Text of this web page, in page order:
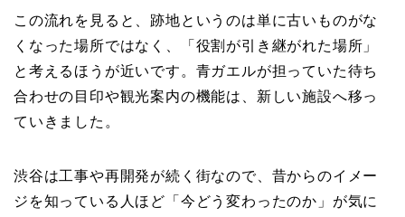
この流れを見ると、跡地というのは単に古いものがな
くなった場所ではなく、「役割が引き継がれた場所」
と考えるほうが近いです。青ガエルが担っていた待ち
合わせの目印や観光案内の機能は、新しい施設へ移っ
ていきました。
渋谷は工事や再開発が続く街なので、昔からのイメー
ジを知っている人ほど「今どう変わったのか」が気に